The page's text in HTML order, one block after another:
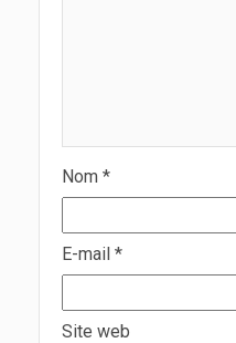
Nom *
E-mail *
Site web